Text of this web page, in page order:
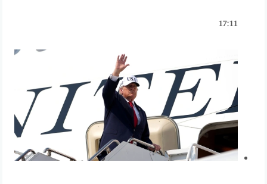
17:11